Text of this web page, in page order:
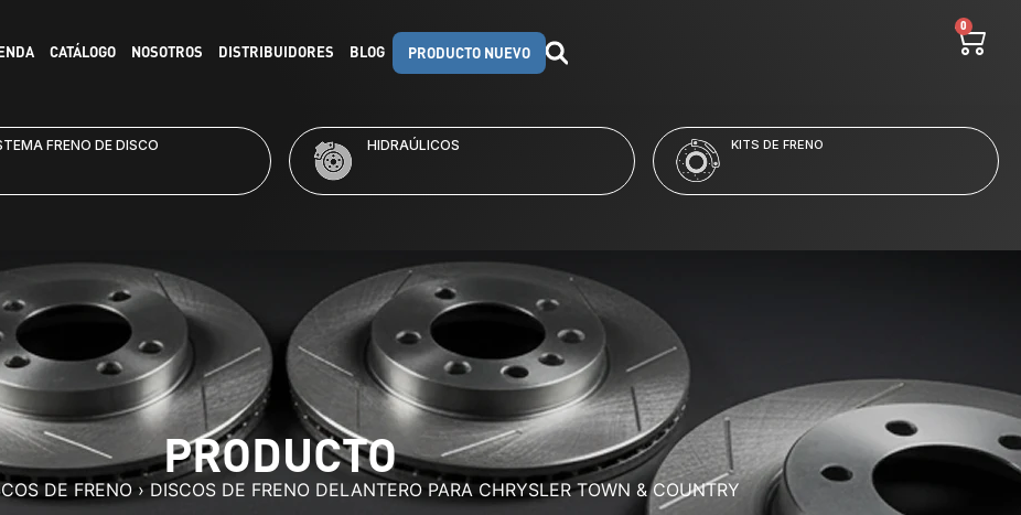
CATÁLOGO NOSOTROS DISTRIBUIDORES BLOG PRODUCTO NUEVO
0
HIDRAÚLICOS KITS DE FRENO LÍQUIDO Y LIMPIADORES
PRODUCTO
DE FRENO › DISCOS DE FRENO DELANTERO PARA CHRYSLER TOWN & COUNTRY